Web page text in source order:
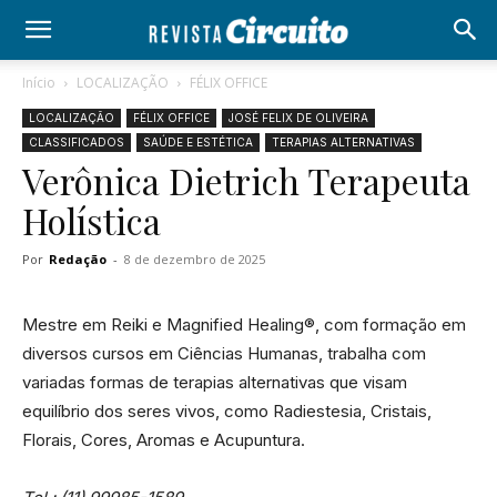
Início LOCALIZAÇÃO FÉLIX OFFICE
LOCALIZAÇÃO FÉLIX OFFICE
JOSÉ FELIX DE OLIVEIRA
CLASSIFICADOS
SAÚDE E ESTÉTICA TERAPIAS ALTERNATIVAS
Verônica Dietrich Terapeuta
Holística
Por Redação - 8 de dezembro de 2025
Mestre em Reiki e Magnified Healing®, com formação em
diversos cursos em Ciências Humanas, trabalha com
variadas formas de terapias alternativas que visam
equilíbrio dos seres vivos, como Radiestesia, Cristais,
Florais, Cores, Aromas e Acupuntura.